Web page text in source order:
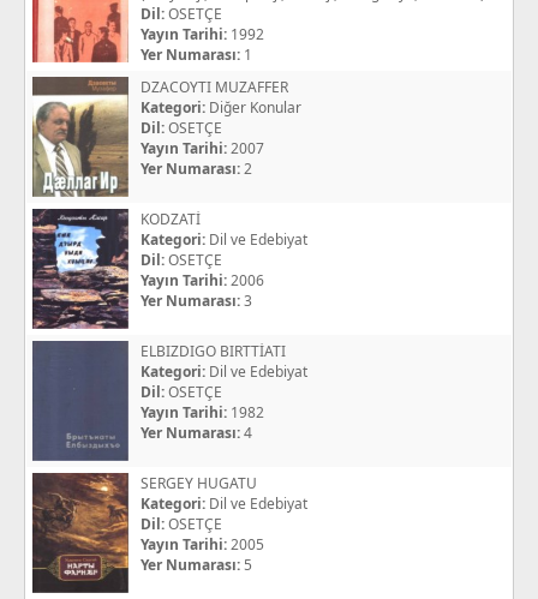
Dil:OSETÇE
Yayın Tarihi: 1992
Yer Numarası: 1
DZACOYTI MUZAFFER
Kategori: Diğer Konular
Dil:OSETÇE
Yayın Tarihi:2007
Yer Numarası:2
KODZATİ
Kategori: Dil ve Edebiyat
Dil:OSETÇE
Yayın Tarihi:2006
Yer Numarası:3
ELBIZDIGO BIRTTİATI
Kategori: Dil ve Edebiyat
Dil:OSETÇE
Yayın Tarihi: 1982
Yer Numarası:4
SERGEY HUGATU
Kategori: Dil ve Edebiyat
Dil:OSETÇE
Yayın Tarihi:2005
Yer Numarası: 5